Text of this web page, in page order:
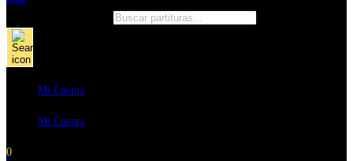
Mi Cuenta
Mi Cuenta
0